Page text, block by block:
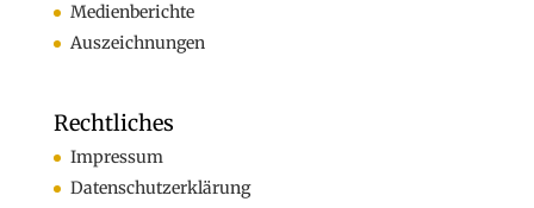
Medienberichte
Auszeichnungen
Rechtliches
Impressum
Datenschutzerklärung